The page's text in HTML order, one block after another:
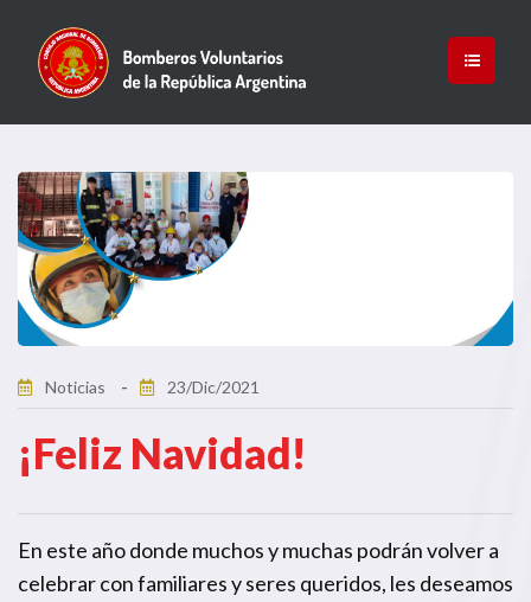
Noticias 23/Dic/2021
¡Feliz Navidad!
En este año donde muchos y muchas podrán volver a
celebrar con familiares y seres queridos, les deseamos